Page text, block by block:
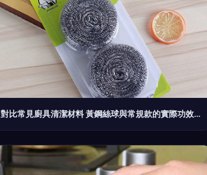
對比常見廚具清潔材料 黃鋼絲球與常規款的實際功效測評